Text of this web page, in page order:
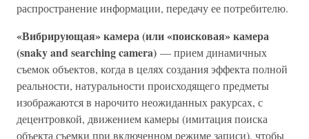
распространение информации, передачу ее потребителю.
«Вибрирующая» камера (или «поисковая» камера
(snaky and searching camera) — прием динамичных
съемок объектов, когда в целях создания эффекта полной
реальности, натуральности происходящего предметы
изображаются в нарочито неожиданных ракурсах, с
децентровкой, движением камеры (имитация поиска
объекта съемки при включенном режиме записи), чтобы